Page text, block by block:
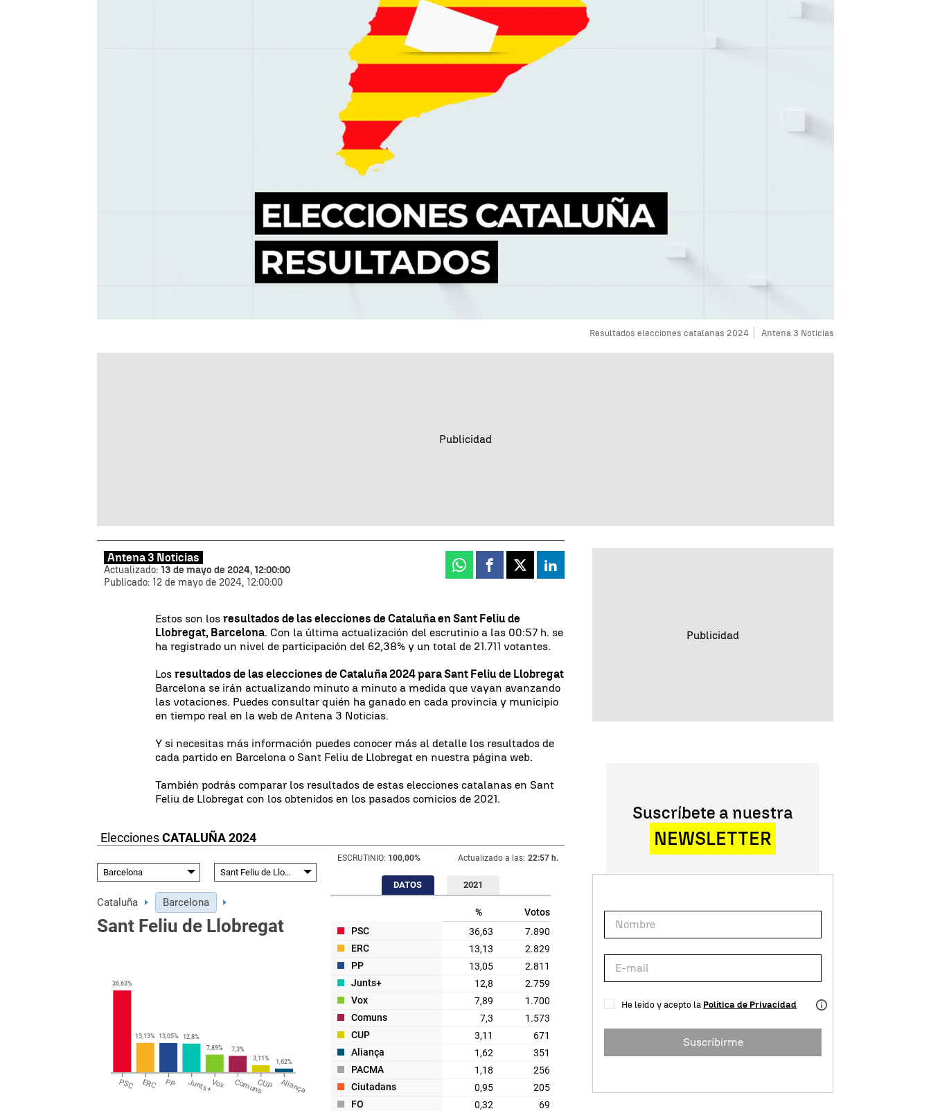
Resultados elecciones catalanas 2024 Antena 3 Noticias
Antena 3 Noticias
Actualizado: 13 de mayo de 2024, 12:00:00
Publicado: 12 de mayo de 2024, 12:00:00
Whatsapp
Facebook
X Linkedin
Estos son losresultados de las elecciones de Cataluña en Sant Feliu de
Llobregat, Barcelona. Con la última actualización del escrutinio a las 00:57 h. se
ha registrado un nivel de participación del 62,38% y un total de 21.711 votantes.
Losresultados de las elecciones de Cataluña 2024 para Sant Feliu de Llobregat
Barcelona se irán actualizando minuto a minuto a medida que vayan avanzando
las votaciones. Puedes consultar quién ha ganado en cada provincia y municipio
en tiempo real en la web de Antena 3 Noticias.
Y si necesitas más información puedes conocer más al detalle los resultados de
cada partido en Barcelona o Sant Feliu de Llobregat en nuestra página web.
También podrás comparar los resultados de estas elecciones catalanas en Sant
Feliu de Llobregat con los obtenidos en los pasados comicios de 2021.
EleccionesCATALUÑA2024
ESCRUTINIO: 100,00% Actualizado a las: 22:57 h.
Cataluña Barcelona
Sant Feliu de Llobregat
PSC ERC PP Junts+Vox ComunsCUP Aliança
36,63%
13,13% 13,05% 12,8%
7,89% 7,3%
3,11 % 1,62%
DATOS 2021
%
Votos
PSC
36,63
7.890
ERC
13,13
2.829
PP
13,05
2.811
Junts+
12,8
2.759
Vox
7,89
1.700
Comuns
7,3
1.573
CUP
3,11
671
Aliança
1,62
351
PACMA
1,18
256
Ciutadans
0,95
205
FO
0,32
69
Suscríbete a nuestra
NEWSLETTER
He leído y acepto la Política de Privacidad
Suscribirme